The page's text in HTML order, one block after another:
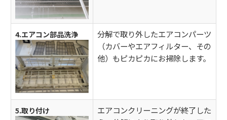
4.エアコン部品洗浄
分解で取り外したエアコンパーツ
（カバーやエアフィルター、その
他）もピカピカにお掃除します。
5.取り付け
エアコンクリーニングが終了した